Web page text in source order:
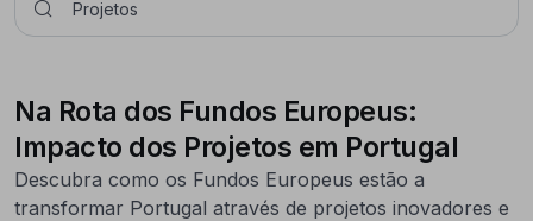
Na Rota dos Fundos Europeus:
Impacto dos Projetos em Portugal
Descubra como os Fundos Europeus estão a
transformar Portugal através de projetos inovadores e